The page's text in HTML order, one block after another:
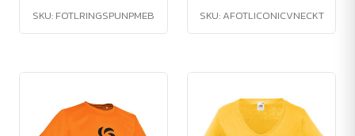
SKU: FOTLRINGSPUNPMEB SKU: AFOTLICONICVNECKT